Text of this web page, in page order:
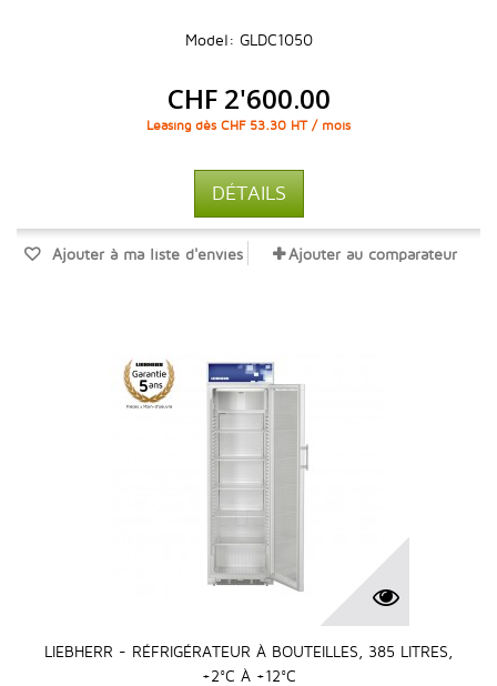
Model: GLDC1050
CHF 2'600.00
Leasing dès CHF 53.30 HT / mois
DÉTAILS
Ajouter à ma liste d'envies Ajouter au comparateur
LIEBHERR - RÉFRIGÉRATEUR À BOUTEILLES, 385 LITRES,
+2°C À +12°C